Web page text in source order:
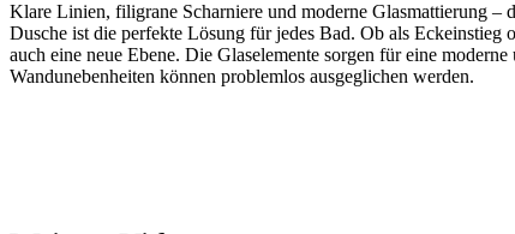
Klare Linien, filigrane Scharniere und moderne Glasmattierung
Dusche ist die perfekte Lösung für jedes Bad. Ob als
auch eine neue Ebene. Die Glaselemente sorgen für eine
Wandunebenheiten können problemlos ausgeglichen werden.